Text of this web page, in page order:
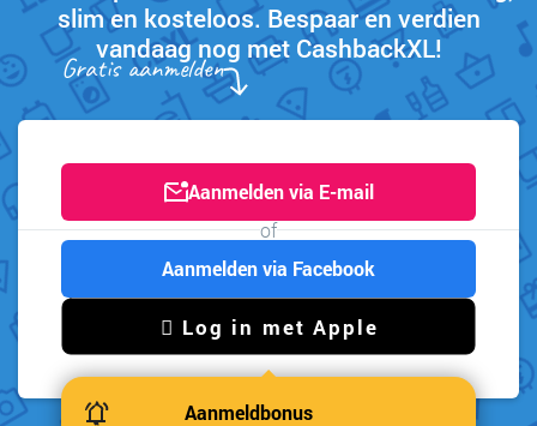
slim en kosteloos. Bespaar en verdien
vandaag nog met CashbackXL!
Gratis aanmelden
Aanmelden via E-mail
of
Aanmelden via Facebook
 Log in met Apple
Aanmeldbonus